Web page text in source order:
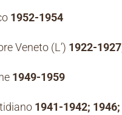
1952-1954
Veneto (L’) 1922-
1949-1959
1941-1942;